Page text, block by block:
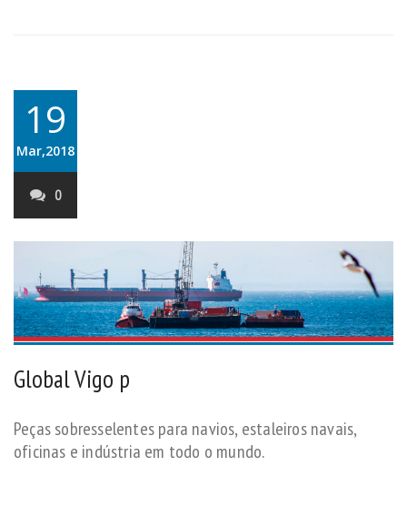
19
Mar,2018
0
Global Vigo p
Peças sobresselentes para navios, estaleiros navais,
oficinas e indústria em todo o mundo.